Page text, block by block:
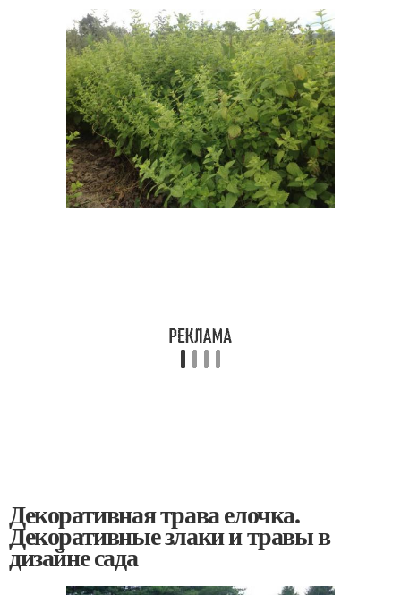
Декоративная трава елочка.
Декоративные злаки и травы в
дизайне сада